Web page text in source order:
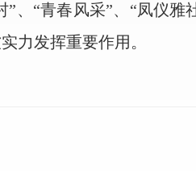
、“青春风采”、“凤仪
力发挥重要作用。